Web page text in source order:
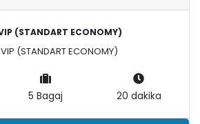
(STANDART ECONOMY)
VIP (STANDART ECONOMY)
5 Bagaj 20 dakika